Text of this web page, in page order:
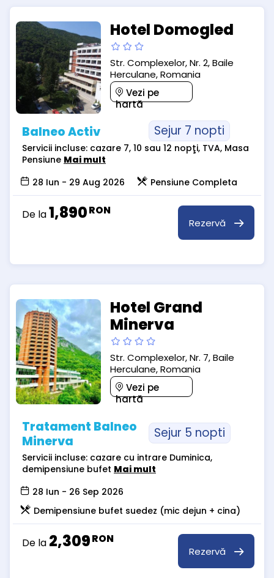
Hotel Domogled
Str. Complexelor, Nr. 2, Baile
Herculane, Romania
Vezi pe
hartă
Balneo Activ Sejur 7 nopti
Servicii incluse: cazare 7, 10 sau 12 nopţi, TVA, Masa
Pensiune Mai mult
28 Iun - 29 Aug 2026
Pensiune Completa
De la1,890RON
Rezervă
Hotel Grand
Minerva
Str. Complexelor, Nr. 7, Baile
Herculane, Romania
Vezi pe
hartă
Tratament Balneo
Minerva
Sejur 5 nopti
Servicii incluse: cazare cu intrare Duminica,
demipensiune bufet Mai mult
28 Iun - 26 Sep 2026
Demipensiune bufet suedez (mic dejun + cina)
De la 2,309RON
Rezervă